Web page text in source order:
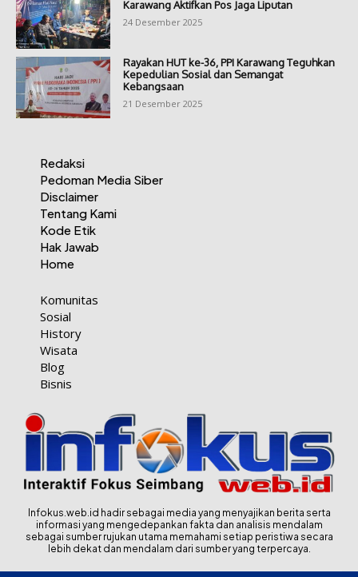
Karawang Aktifkan Pos Jaga Liputan
24 Desember 2025
Rayakan HUT ke-36, PPI Karawang Teguhkan
Kepedulian Sosial dan Semangat
Kebangsaan
21 Desember 2025
Redaksi
Pedoman Media Siber
Disclaimer
Tentang Kami
Kode Etik
Hak Jawab
Home
Komunitas
Sosial
History
Wisata
Blog
Bisnis
Infokus.web.id hadir sebagai media yang menyajikan berita serta
informasi yang mengedepankan fakta dan analisis mendalam
sebagai sumber rujukan utama memahami setiap peristiwa secara
lebih dekat dan mendalam dari sumber yang terpercaya.